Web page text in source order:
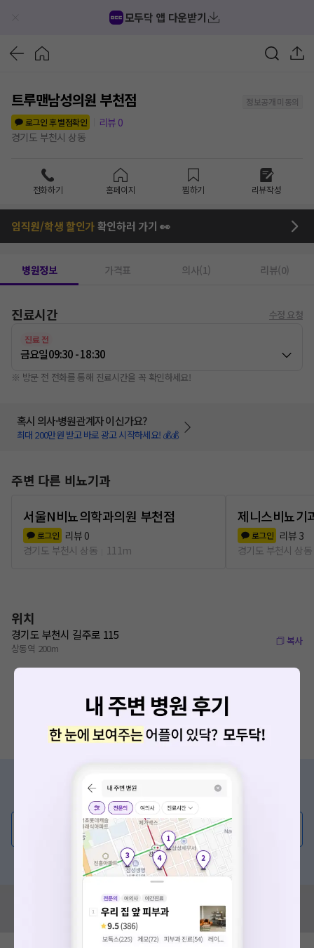
모두닥 앱 다운받기
트루맨남성의원 부천점
정보공개 미동의
로그인 후 별점확인
리뷰 0
경기도 부천시 상동
전화하기 홈페이지 찜하기 리뷰작성
임직원/학생 할인가확인하러 가기 👀
병원정보 가격표 의사(1) 리뷰(0)
진료시간 수정 요청
진료 전
금요일09:30 - 18:30
※ 방문 전 전화를 통해 진료시간을 꼭 확인하세요!
혹시 의사·병원관계자 이신가요?
최대 200만원 받고 바로 광고 시작하세요! 💰💰
주변 다른 비뇨기과
서울N비뇨의학과의원 부천점
로그인 리뷰 0
경기도 부천시 상동
111m
제니스비뇨기
로그인 리뷰 3
경기도 부천시 상동
위치
경기도 부천시 길주로 115
상동역 200m
복사
증상/치료, 궁금한 점이 있나요?
의사가 직접 답해드려요!
💬 무엇이든 물어보세요
혹은, 의료상담 서비스에 다양한 게시글 보러가기
혹시 잘못된 병원정보가 있나요?
모두닥 팀에 알려주세요!